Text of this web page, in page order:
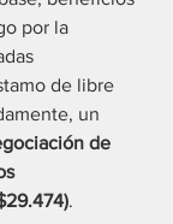
por la
de libre
un
de
.